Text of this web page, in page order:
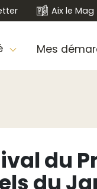
Aix le Mag
Mes
du
du